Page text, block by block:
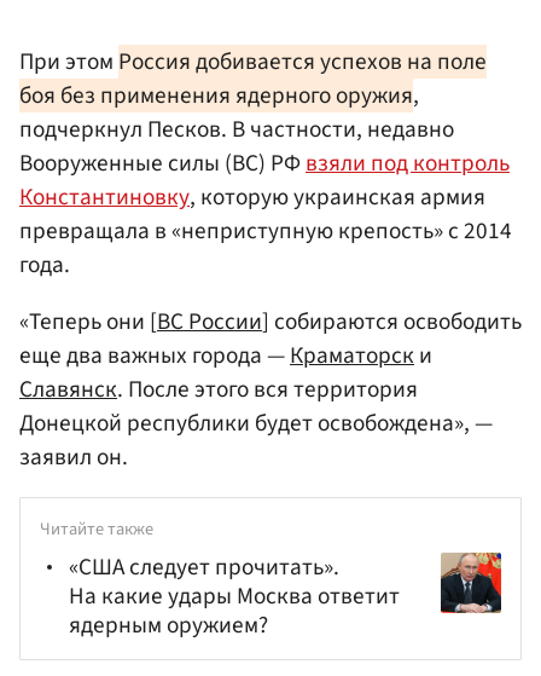
При этом Россия добивается успехов на поле
боя без применения ядерного оружия,
подчеркнул Песков. В частности, недавно
Вооруженные силы (ВС) РФвзяли под контроль
Константиновку, которую украинская армия
превращала в «неприступную крепость» с 2014
года.
«Теперь они [ВС России] собираются освободить
еще два важных города —Краматорски
Славянск. После этого вся территория
Донецкой республики будет освобождена», —
заявил он.
Читайте также
«США следует прочитать».
На какие удары Москва ответит
ядерным оружием?